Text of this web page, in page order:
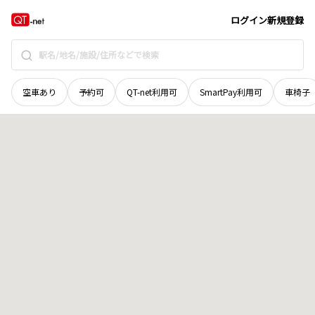
ログイン新規登録
空車あり 予約可 QT-net利用可 SmartPay利用可 車椅子
群馬県